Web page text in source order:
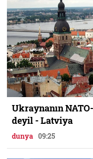
Ukraynanın
deyil - Latviya
dunya 09:25